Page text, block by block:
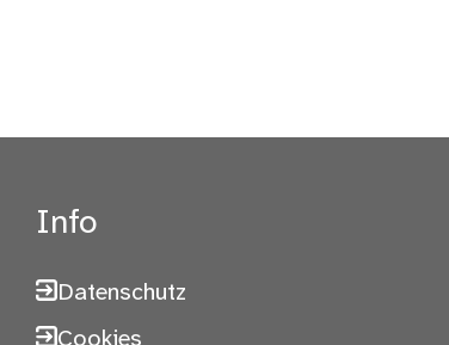
Info
Datenschutz
Cookies